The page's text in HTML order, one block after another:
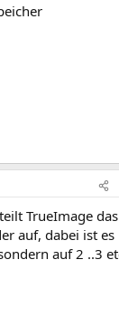
TrueImage das
auf, dabei ist es
auf 2 ..3